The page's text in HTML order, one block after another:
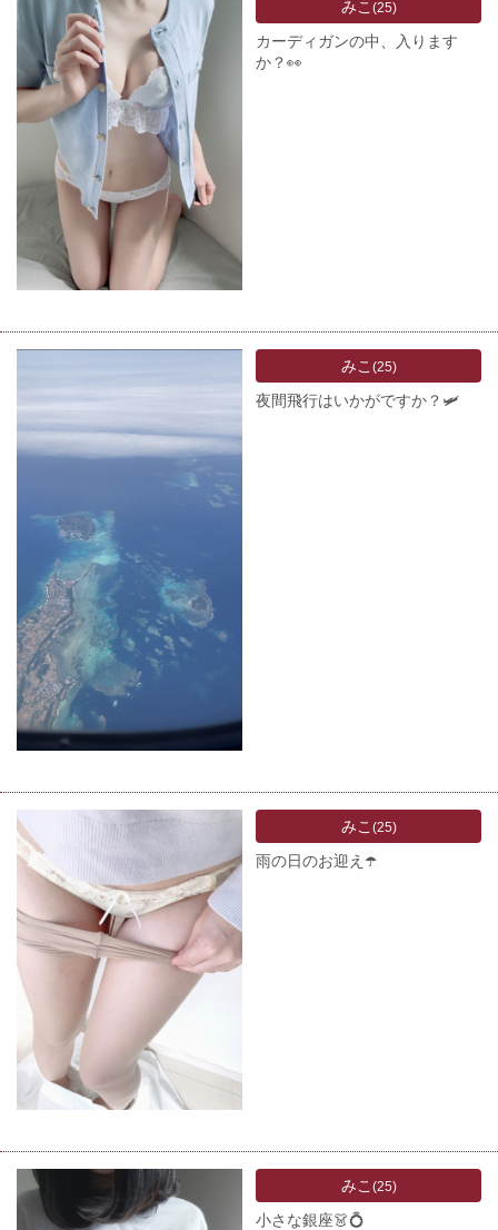
みこ (25)
カーディガンの中、入ります
か？👀
みこ (25)
夜間飛行はいかがですか？🛩️
みこ (25)
雨の日のお迎え☂️
みこ (25)
小さな銀座👗💍